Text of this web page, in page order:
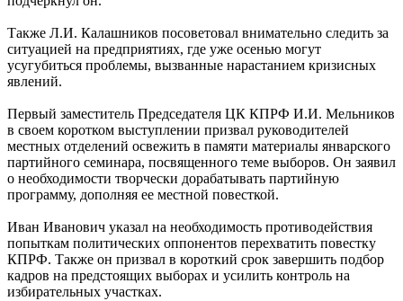
Также Л.И. Калашников посоветовал внимательно следить за
ситуацией на предприятиях, где уже осенью могут
усугубиться проблемы, вызванные нарастанием кризисных
явлений.
Первый заместитель Председателя ЦК КПРФ И.И. Мельников
в своем коротком выступлении призвал руководителей
местных отделений освежить в памяти материалы январского
партийного семинара, посвященного теме выборов. Он заявил
о необходимости творчески дорабатывать партийную
программу, дополняя ее местной повесткой.
Иван Иванович указал на необходимость противодействия
попыткам политических оппонентов перехватить повестку
КПРФ. Также он призвал в короткий срок завершить подбор
кадров на предстоящих выборах и усилить контроль на
избирательных участках.